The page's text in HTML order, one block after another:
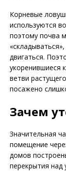
Корневые
используются
поэтому почва
двигаться.
укоренившиеся
ветви
посажено
Зачем
Значительная
помещение
домов
перекрытия над